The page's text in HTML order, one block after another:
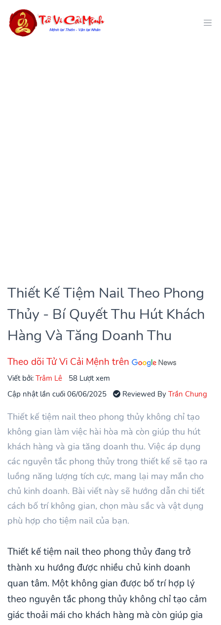
Thiết Kế Tiệm Nail Theo Phong
Thủy - Bí Quyết Thu Hút Khách
Hàng Và Tăng Doanh Thu
Theo dõi Tử Vi Cải Mệnh trên
Viết bởi:Trâm Lê
58 Lượt xem
Cập nhật lần cuối 06/06/2025
Reviewed ByTrần Chung
Thiết kế tiệm nail theo phong thủy không chỉ tạo
không gian làm việc hài hòa mà còn giúp thu hút
khách hàng và gia tăng doanh thu. Việc áp dụng
các nguyên tắc phong thủy trong thiết kế sẽ tạo ra
luồng năng lượng tích cực, mang lại may mắn cho
chủ kinh doanh. Bài viết này sẽ hướng dẫn chi tiết
cách bố trí không gian, chọn màu sắc và vật dụng
phù hợp cho tiệm nail của bạn.
Thiết kế tiệm nail theo phong thủy đang trở
thành xu hướng được nhiều chủ kinh doanh
quan tâm. Một không gian được bố trí hợp lý
theo nguyên tắc phong thủy không chỉ tạo cảm
giác thoải mái cho khách hàng mà còn giúp gia